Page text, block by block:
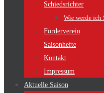
Schiedsrichter
Wie werde ich
Förderverein
Saisonhefte
Kontakt
Impressum
Aktuelle Saison